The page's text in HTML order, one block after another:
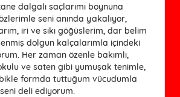
dalgalı saçlarımı boynuna
seni anında yakalıyor,
iri ve sıkı göğüslerim, dar belim
dolgun kalçalarımla içindeki
Her zaman özenle bakımlı,
ve saten gibi yumuşak tenimle,
formda tuttuğum vücudumla
deli ediyorum.